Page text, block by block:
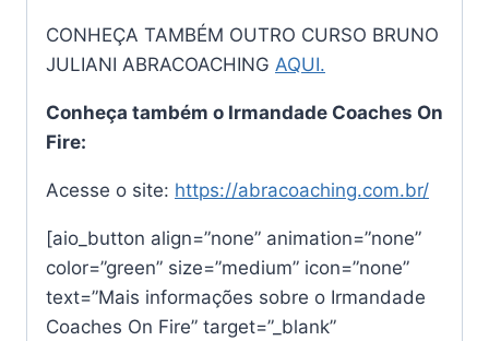
CONHEÇA TAMBÉM OUTRO CURSO BRUNO
JULIANI ABRACOACHING AQUI.
Conheça também o Irmandade Coaches On
Fire:
Acesse o site: https://abracoaching.com.br/
[aio_button align=”none” animation=”none”
color=”green” size=”medium” icon=”none”
text=”Mais informações sobre o Irmandade
Coaches On Fire” target=”_blank”